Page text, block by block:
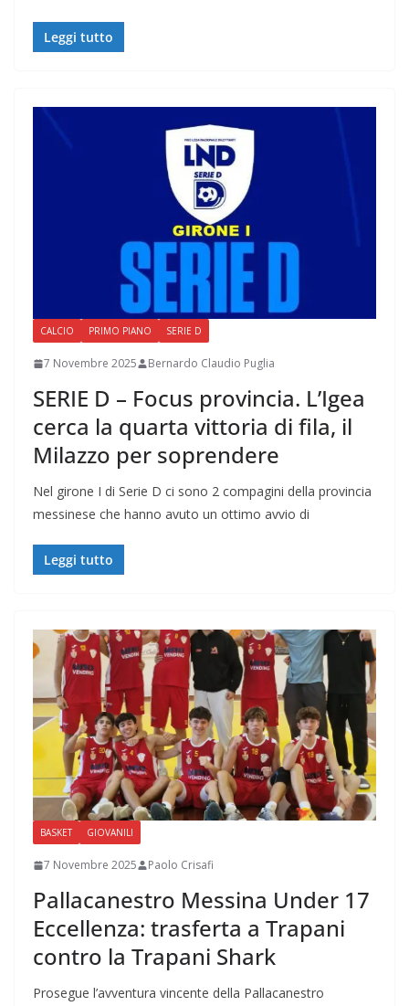
Leggi tutto
CALCIO PRIMO PIANO SERIE D
7 Novembre 2025 Bernardo Claudio Puglia
SERIE D – Focus provincia. L’Igea
cerca la quarta vittoria di fila, il
Milazzo per soprendere
Nel girone I di Serie D ci sono 2 compagini della provincia
messinese che hanno avuto un ottimo avvio di
Leggi tutto
BASKET GIOVANILI
7 Novembre 2025 Paolo Crisafi
Pallacanestro Messina Under 17
Eccellenza: trasferta a Trapani
contro la Trapani Shark
Prosegue l’avventura vincente della Pallacanestro